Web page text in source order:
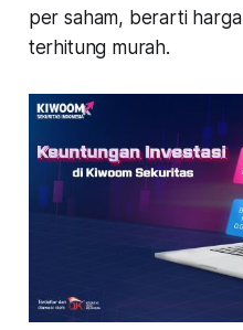
per saham, berarti harga
terhitung murah.